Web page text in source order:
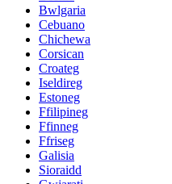
Bwlgaria
Cebuano
Chichewa
Corsican
Croateg
Iseldireg
Estoneg
Ffilipineg
Ffinneg
Ffriseg
Galisia
Sioraidd